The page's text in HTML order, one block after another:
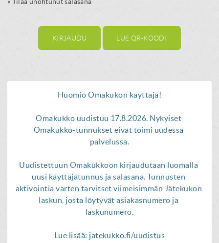
Tilaa unohtunut salasana
KIRJAUDU LUE QR-KOODI
Huomio Omakukon käyttäjä!
Omakukko uudistuu 17.8.2026. Nykyiset
Omakukko-tunnukset eivät toimi uudessa
palvelussa.
Uudistettuun Omakukkoon kirjaudutaan luomalla
uusi käyttäjätunnus ja salasana. Tunnusten
aktivointia varten tarvitset viimeisimmän Jätekukon
laskun, josta löytyvät asiakasnumero ja
laskunumero.